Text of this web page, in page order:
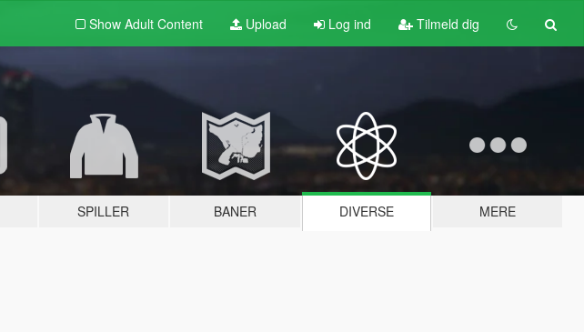
Show Adult Content Upload Log ind Tilmeld dig
SPILLER BANER DIVERSE MERE